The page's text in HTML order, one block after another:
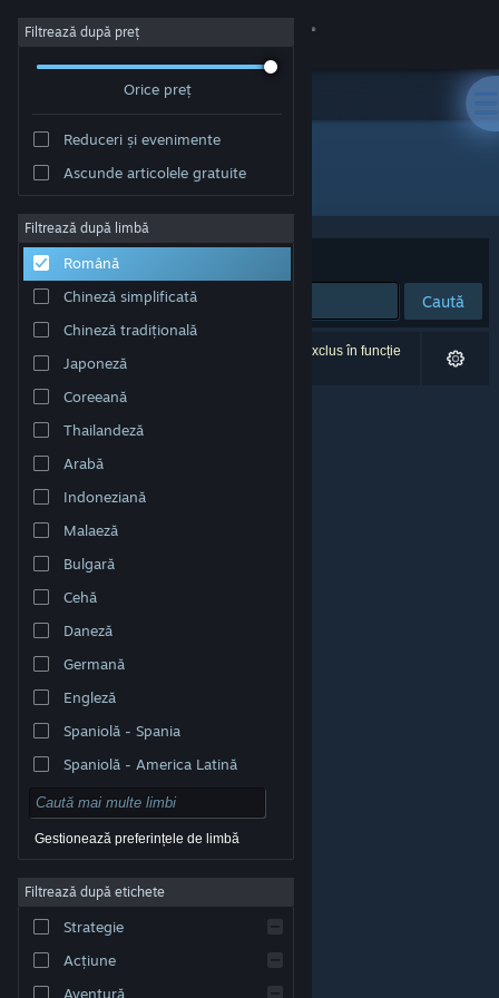
Conectează-te
Despre
Asistență
Schimbă limba
Vezi site în versiunea pentru desktop
© Valve Corporation. Toate drepturile rezervate. Toate
respectivi în SUA și celelalte țări.
Acordul Steam pentru abonați
Cookie-uri
Filtrează după preț
Orice preț
Reduceri și evenimente
Ascunde articolele gratuite
Filtrează după limbă
Română
Chineză simplificată
Chineză tradițională
Japoneză
Coreeană
Thailandeză
Arabă
Indoneziană
Malaeză
Bulgară
Cehă
Daneză
Germană
Engleză
Spaniolă - Spania
Spaniolă - America Latină
Gestionează preferințele de limbă
Filtrează după etichete
Strategie
Acțiune
Aventură
Editor: Reality Diversions, LLC.
Sortează după
Caută
0 rezultate corespund căutării tale. 1 titlu a fost exclus în funcție
de preferințele tale.